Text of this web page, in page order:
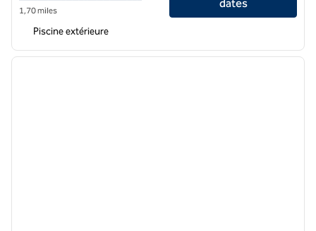
1,70 miles
dates
Piscine extérieure
1 sur 12